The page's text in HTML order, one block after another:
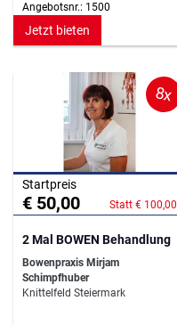
Angebotsnr.: 1500
Jetzt bieten
8x
Startpreis
€ 50,00 Statt € 100,00
2 Mal BOWEN Behandlung
Bowenpraxis Mirjam
Schimpfhuber
Knittelfeld Steiermark